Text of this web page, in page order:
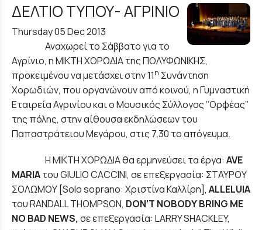
ΔΕΛΤΙΟ ΤΥΠΟΥ- ΑΓΡΙΝΙΟ
Thursday 05 Dec 2013
Αναχωρεί το Σάββατο για το
Αγρίνιο, η ΜΙΚΤΗ ΧΟΡΩΔΙΑ της ΠΟΛΥΦΩΝΙΚΗΣ,
προκειμένου να μετάσχει στην 11η Συνάντηση
Χορωδιών, που οργανώνουν από κοινού, η Γυμναστική
Εταιρεία Αγρινίου και ο Μουσικός Σύλλογος ‘’Ορφέας’’
της πόλης, στην αίθουσα εκδηλώσεων του
Παπαστράτειου Μεγάρου, στις 7.30 το απόγευμα.
Η ΜΙΚΤΗ ΧΟΡΩΔΙΑ θα ερμηνεύσει τα έργα: AVE
MARIAτου GIULIO CACCINI, σε επεξεργασία: ΣΤΑΥΡΟΥ
ΣΟΛΩΜΟΥ [Solo soprano: Χριστίνα Καλλίρη], ALLELUIA
του RANDALL THOMPSON, DON’T NOBODYBRING ME
NO BAD NEWS, σε επεξεργασία: LARRY SHACKLEY,